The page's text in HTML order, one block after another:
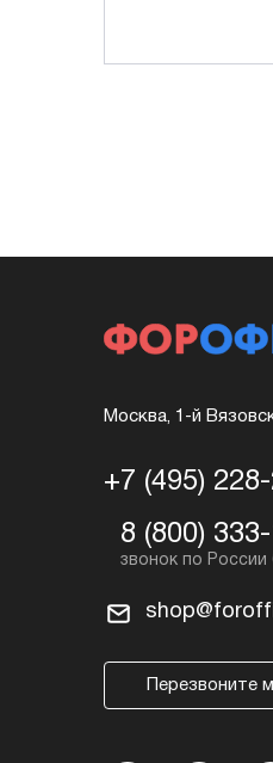
Москва, 1-й
+7 (495)
8 (800)
Перезвоните